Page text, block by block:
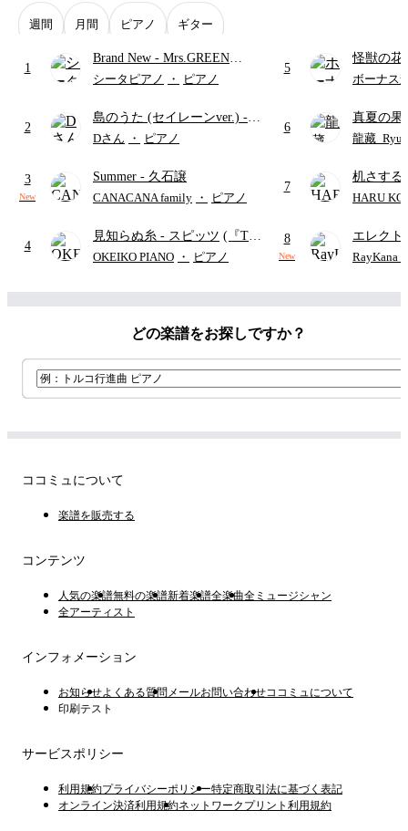
週間 月間 ピアノ ギター
1
Brand New - Mrs.GREEN
APPLE
シータピアノ ・ ピアノ
2
島のうた (セイレーンver.) -
セイレーン(CV.鈴木みのり)
ード・ペダル付き/『映画ちい
かわ 人魚の島のひみつ』よ
Dさん ・ ピアノ
3
New
Summer - 久石譲
CANACANA family ・ ピアノ
4
見知らぬ糸 - スピッツ (『Tシ
ャツが乾くまで』ドラマ主題
OKEIKO PIANO ・ ピアノ
5
怪獣の
ードパー
ボーナス
6
真夏の
ターズ
龍藏
7
机さする
HARU
8
New
エレク
ディズニ
RayKana
どの楽譜をお探しですか？
ココミュについて
楽譜を販売する
コンテンツ
人気の楽譜無料の楽譜新着楽譜全楽曲全ミュージシャン
全アーティスト
インフォメーション
お知らせよくある質問 メールお問い合わせココミュについて
印刷テスト
サービスポリシー
利用規約プライバシーポリシー特定商取引法に基づく表記
オンライン決済利用規約ネットワークプリント利用規約